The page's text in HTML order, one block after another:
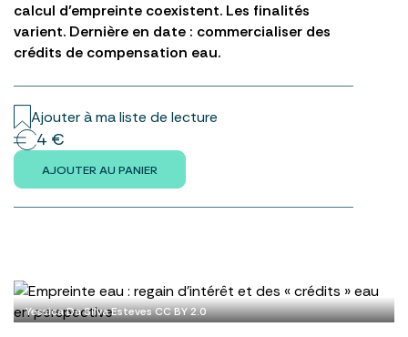
calcul d’empreinte coexistent. Les finalités
varient. Dernière en date : commercialiser des
crédits de compensation eau.
Ajouter à ma liste de lecture
4 €
AJOUTER AU PANIER
Yessica Da Silva Esteves CC BY 2.0